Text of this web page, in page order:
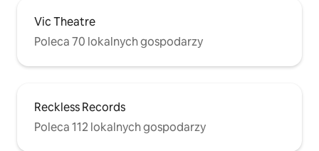
Vic Theatre
Poleca 70 lokalnych gospodarzy
Reckless Records
Poleca 112 lokalnych gospodarzy